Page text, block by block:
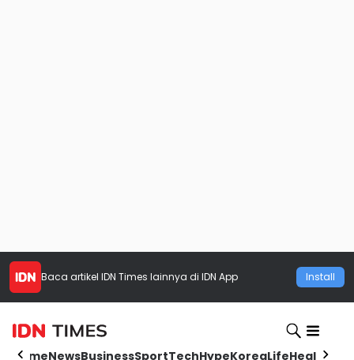
Baca artikel IDN Times lainnya di IDN App Install
HomeNewsBusinessSportTechHypeKoreaLifeHealth